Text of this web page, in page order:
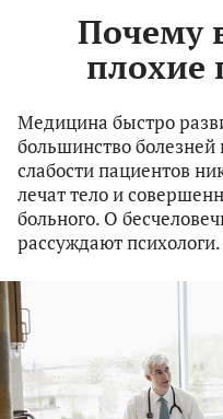
Почему
плохие
Медицина быстро
большинство
слабости пациентов
лечат тело и
больного. О
рассуждают психологи.